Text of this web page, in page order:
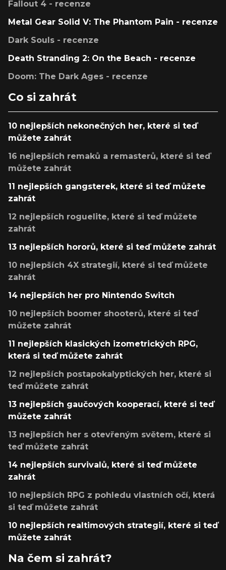
Fallout 4 - recenze
Metal Gear Solid V: The Phantom Pain - recenze
Dark Souls - recenze
Death Stranding 2: On the Beach - recenze
Doom: The Dark Ages - recenze
Co si zahrát
10 nejlepších nekonečných her, které si teď
můžete zahrát
16 nejlepších remaků a remasterů, které si teď
můžete zahrát
11 nejlepších gangsterek, které si teď můžete
zahrát
12 nejlepších roguelite, které si teď můžete
zahrát
13 nejlepších hororů, které si teď můžete zahrát
10 nejlepších 4X strategií, které si teď můžete
zahrát
14 nejlepších her pro Nintendo Switch
10 nejlepších boomer shooterů, které si teď
můžete zahrát
11 nejlepších klasických izometrických RPG,
která si teď můžete zahrát
12 nejlepších postapokalyptických her, které si
teď můžete zahrát
13 nejlepších gaučových kooperací, které si teď
můžete zahrát
13 nejlepších her s otevřeným světem, které si
teď můžete zahrát
14 nejlepších survivalů, které si teď můžete
zahrát
10 nejlepších RPG z pohledu vlastních očí, která
si teď můžete zahrát
10 nejlepších realtimových strategií, které si teď
můžete zahrát
Na čem si zahrát?